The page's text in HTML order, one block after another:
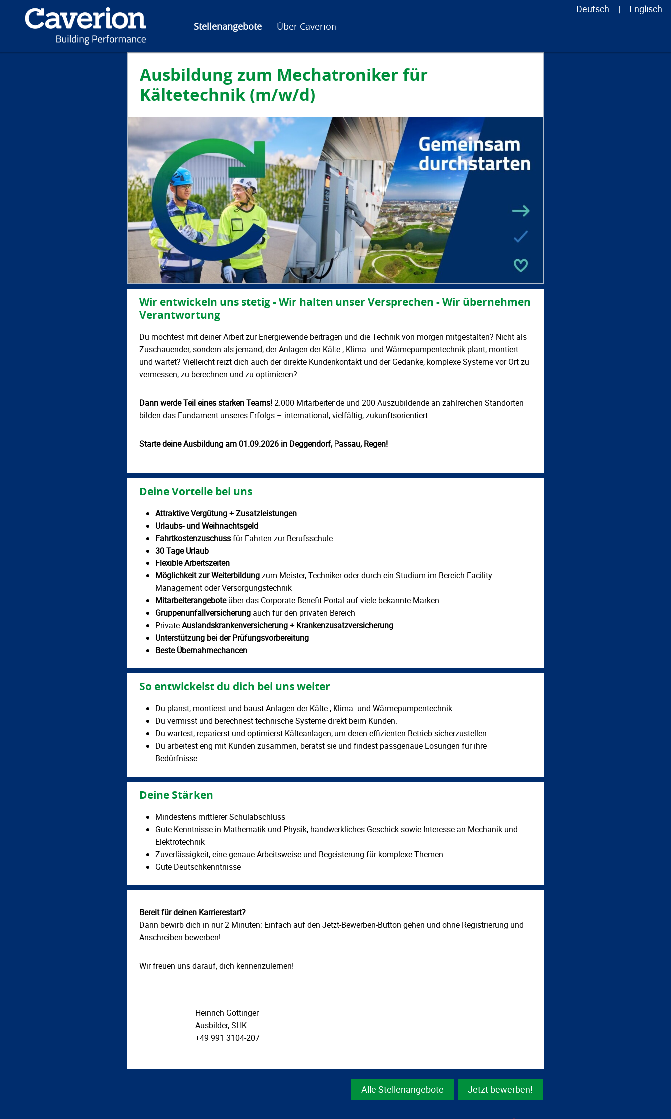
Deutsch
Englisch
Stellenangebote
Über Caverion
Ausbildung zum Mechatroniker für
Kältetechnik (m/w/d)
Wir entwickeln uns stetig - Wir halten unser Versprechen - Wir übernehmen
Verantwortung
Du möchtest mit deiner Arbeit zur Energiewende beitragen und die Technik von morgen mitgestalten? Nicht als
Zuschauender, sondern als jemand, der Anlagen der Kälte-, Klima- und Wärmepumpentechnik plant, montiert
und wartet? Vielleicht reizt dich auch der direkte Kundenkontakt und der Gedanke, komplexe Systeme vor Ort zu
vermessen, zu berechnen und zu optimieren?
Dann werde Teil eines starken Teams!2.000 Mitarbeitende und 200 Auszubildende an zahlreichen Standorten
bilden das Fundament unseres Erfolgs – international, vielfältig, zukunftsorientiert.
Starte deine Ausbildung am 01.09.2026 in Deggendorf, Passau, Regen!
Deine Vorteile bei uns
Attraktive Vergütung + Zusatzleistungen
Urlaubs- und Weihnachtsgeld
Fahrtkostenzuschussfür Fahrten zur Berufsschule
30 Tage Urlaub
Flexible Arbeitszeiten
Möglichkeit zur Weiterbildungzum Meister, Techniker oder durch ein Studium im Bereich Facility
Management oder Versorgungstechnik
Mitarbeiterangeboteüber das Corporate Benefit Portal auf viele bekannte Marken
Gruppenunfallversicherung auch für den privaten Bereich
PrivateAuslandskrankenversicherung + Krankenzusatzversicherung
Unterstützung bei der Prüfungsvorbereitung
Beste Übernahmechancen
So entwickelst du dich bei uns weiter
Du planst, montierst und baust Anlagen der Kälte-, Klima- und Wärmepumpentechnik.
Du vermisst und berechnest technische Systeme direkt beim Kunden.
Du wartest, reparierst und optimierst Kälteanlagen, um deren effizienten Betrieb sicherzustellen.
Du arbeitest eng mit Kunden zusammen, berätst sie und findest passgenaue Lösungen für ihre
Bedürfnisse.
Deine Stärken
Mindestens mittlerer Schulabschluss
Gute Kenntnisse in Mathematik und Physik, handwerkliches Geschick sowie Interesse an Mechanik und
Elektrotechnik
Zuverlässigkeit, eine genaue Arbeitsweise und Begeisterung für komplexe Themen
Gute Deutschkenntnisse
Bereit für deinen Karrierestart?
Dann bewirb dich in nur 2 Minuten: Einfach auf den Jetzt-Bewerben-Button gehen und ohne Registrierung und
Anschreiben bewerben!
Wir freuen uns darauf, dich kennenzulernen!
Heinrich Gottinger
Ausbilder, SHK
+49 991 3104-207
Alle Stellenangebote Jetzt bewerben!